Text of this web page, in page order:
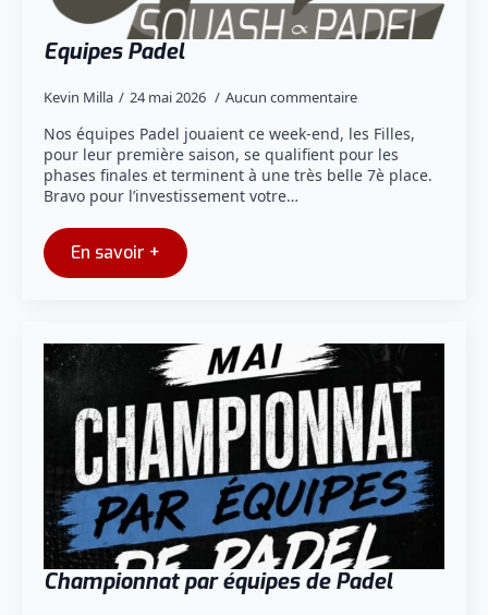
Equipes Padel
Kevin Milla 24 mai 2026 Aucun commentaire
Nos équipes Padel jouaient ce week-end, les Filles,
pour leur première saison, se qualifient pour les
phases finales et terminent à une très belle 7è place.
Bravo pour l’investissement votre…
En savoir +
Championnat par équipes de Padel